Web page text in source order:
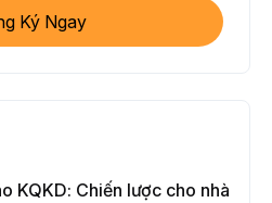
Ký Ngay
KQKD: Chiến lược cho nhà